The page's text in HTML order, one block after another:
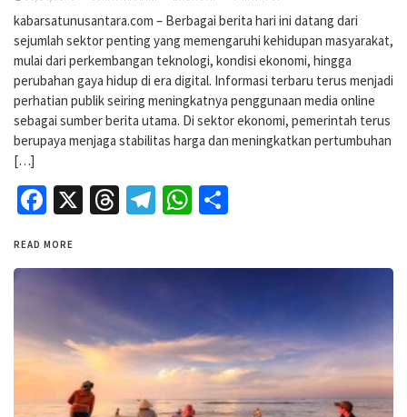
kabarsatunusantara.com – Berbagai berita hari ini datang dari
sejumlah sektor penting yang memengaruhi kehidupan masyarakat,
mulai dari perkembangan teknologi, kondisi ekonomi, hingga
perubahan gaya hidup di era digital. Informasi terbaru terus menjadi
perhatian publik seiring meningkatnya penggunaan media online
sebagai sumber berita utama. Di sektor ekonomi, pemerintah terus
berupaya menjaga stabilitas harga dan meningkatkan pertumbuhan
[…]
Facebook
X Threads
Telegram
WhatsApp
READ MORE